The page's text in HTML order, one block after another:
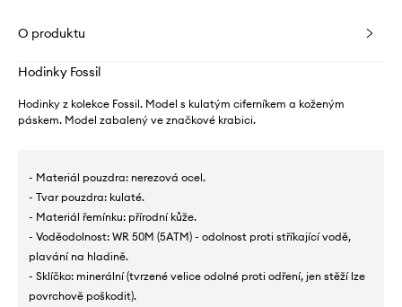
O produktu
Hodinky Fossil
Hodinky z kolekce Fossil. Model s kulatým ciferníkem a koženým
páskem. Model zabalený ve značkové krabici.
- Materiál pouzdra: nerezová ocel.
- Tvar pouzdra: kulaté.
- Materiál řemínku: přírodní kůže.
- Voděodolnost: WR 50M (5ATM) - odolnost proti stříkající vodě,
plavání na hladině.
- Sklíčko: minerální (tvrzené velice odolné proti odření, jen stěží lze
povrchově poškodit).